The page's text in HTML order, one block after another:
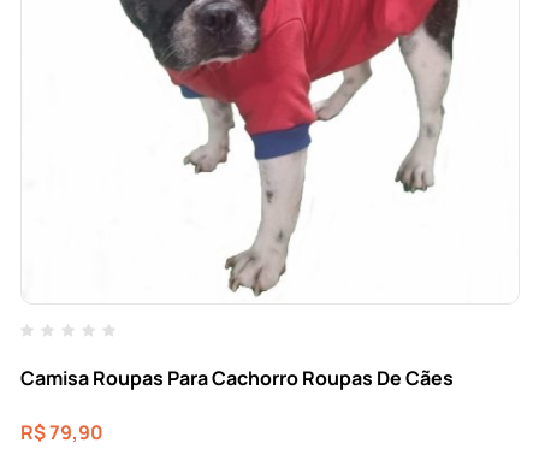
Camisa Roupas Para Cachorro Roupas De Cães
R$79,90